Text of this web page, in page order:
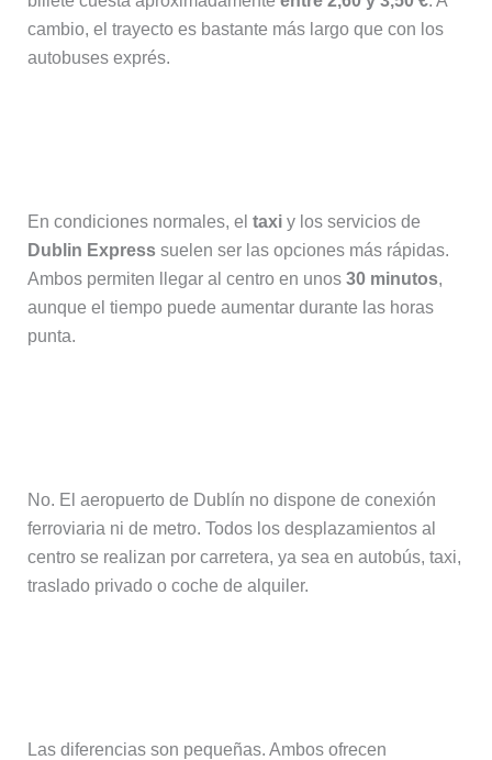
cambio, el trayecto es bastante más largo que con los
autobuses exprés.
En condiciones normales, el taxiy los servicios de
Dublin Expresssuelen ser las opciones más rápidas.
Ambos permiten llegar al centro en unos 30 minutos,
aunque el tiempo puede aumentar durante las horas
punta.
No. El aeropuerto de Dublín no dispone de conexión
ferroviaria ni de metro. Todos los desplazamientos al
centro se realizan por carretera, ya sea en autobús, taxi,
traslado privado o coche de alquiler.
Las diferencias son pequeñas. Ambos ofrecen